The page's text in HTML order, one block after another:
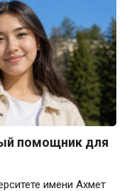
помощник для
имени Ахмет